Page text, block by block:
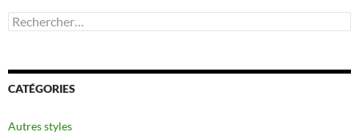
Rechercher :
CATÉGORIES
Autres styles